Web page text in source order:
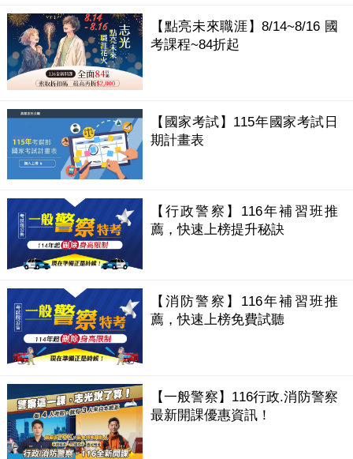
【點亮未來職涯】8/14~8/16 國
考課程~84折起
【國家考試】115年國家考試日
期計畫表
【行政警察】116年補習班推
薦，快速上榜提升秘訣
【消防警察】116年補習班推
薦，快速上榜免費試聽
【一般警察】116行政.消防警察
最新開課優惠資訊！